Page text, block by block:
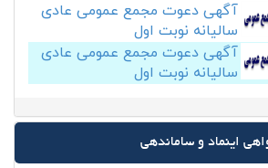
آگهی دعوت مجمع عمومی عادی
سالیانه نوبت اول
آگهی دعوت مجمع عمومی عادی
سالیانه نوبت اول
اینماد و ساماندهی